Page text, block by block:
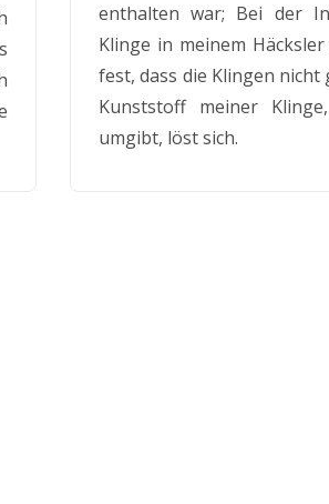
enthalten war; Bei der
Klinge in meinem
fest, dass die Klingen nicht
Kunststoff meiner
umgibt, löst sich.